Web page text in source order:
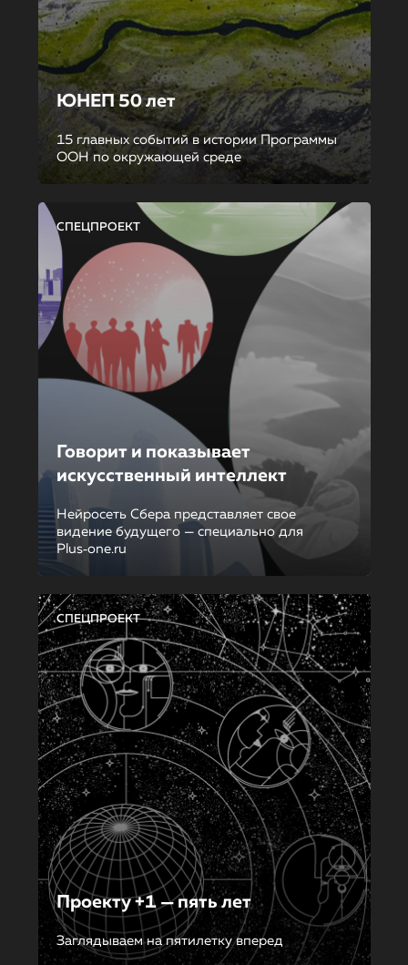
ЮНЕП 50 лет
15 главных событий в истории Программы
ООН по окружающей среде
СПЕЦПРОЕКТ
Говорит и показывает
искусственный интеллект
Нейросеть Сбера представляет свое
видение будущего — специально для
Plus‑one.ru
СПЕЦПРОЕКТ
Проекту +1 — пять лет
Заглядываем на пятилетку вперед